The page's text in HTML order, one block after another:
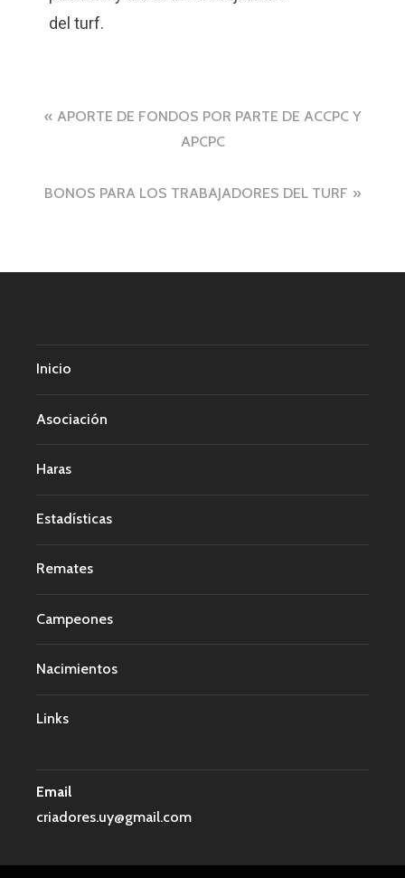
del turf.
Navegación
entradas
APORTE DE FONDOS POR PARTE DE ACCPC Y
APCPC
BONOS PARA LOS TRABAJADORES DEL TURF
Inicio
Asociación
Haras
Estadísticas
Remates
Campeones
Nacimientos
Links
Email
criadores.uy@gmail.com